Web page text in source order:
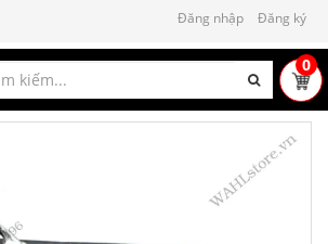
Đăng nhập Đăng ký
0